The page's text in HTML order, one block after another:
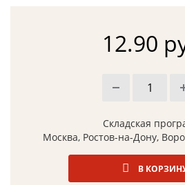
12.90
Складская
Москва, Ростов-на-Дону,
В